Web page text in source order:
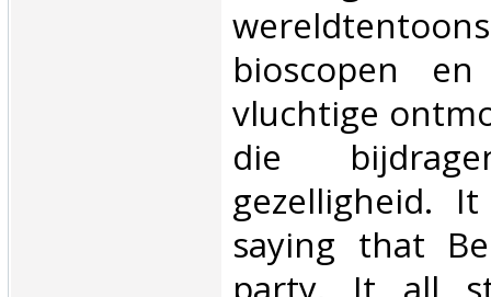
bioscopen en
vluchtige
die
gezelligheid.
saying that